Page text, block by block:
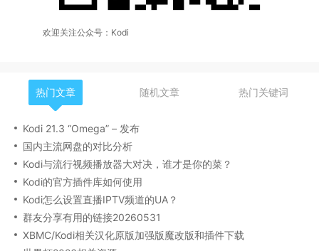
欢迎关注公众号：Kodi
热门文章 随机文章 热门关键词
Kodi 21.3 “Omega” – 发布
国内主流网盘的对比分析
Kodi与流行视频播放器大对决，谁才是你的菜？
Kodi的官方插件库如何使用
Kodi怎么设置直播IPTV频道的UA？
群友分享有用的链接20260531
XBMC/Kodi相关汉化原版加强版魔改版和插件下载